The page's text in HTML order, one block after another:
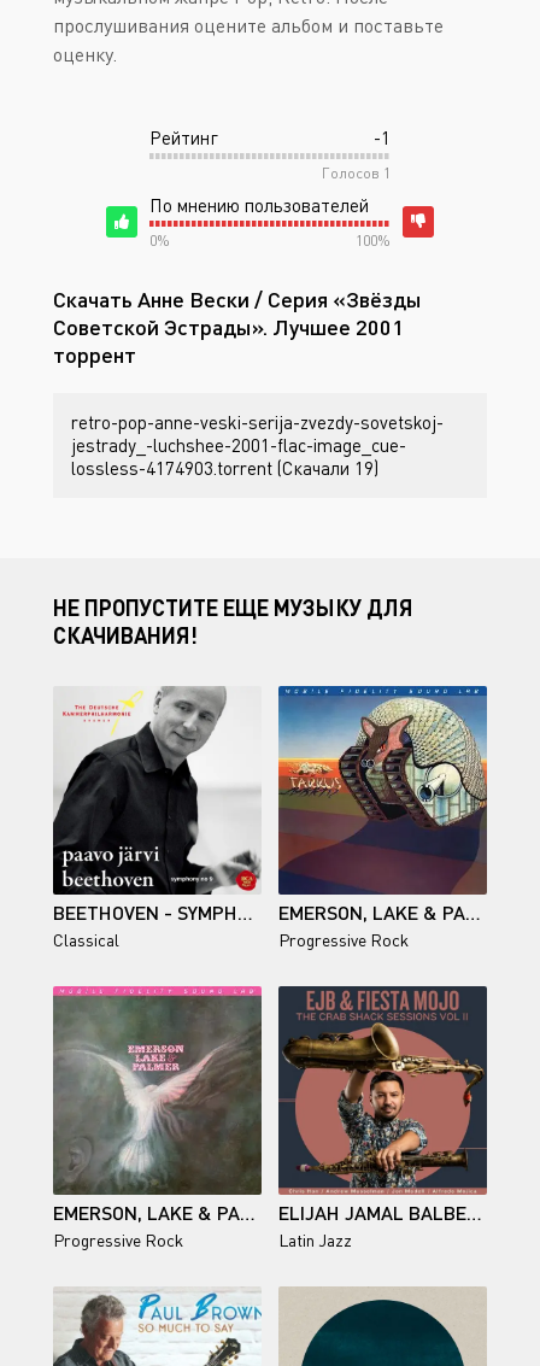
прослушивания оцените альбом и поставьте
оценку.
Рейтинг -1
Голосов 1
По мнению пользователей
0% 100%
Скачать Анне Вески / Серия «Звёзды
Советской Эстрады». Лучшее 2001
торрент
retro-pop-anne-veski-serija-zvezdy-sovetskoj-
jestrady_-luchshee-2001-flac-image_cue-
lossless-4174903.torrent (Скачали 19)
НЕ ПРОПУСТИТЕ ЕЩЕ МУЗЫКУ ДЛЯ
СКАЧИВАНИЯ!
BEETHOVEN - SYMPHONY NO. 9 "CHORAL" (CHRISTIANE OELZE, PETRA LANG, KLAUS FLORIAN VOGT, MATTHIAS GOERNE, DEUTSCHER KAMMERCHOR, DEUTSCHE KAMMERPHILHARMONIE BREMEN, PAAVO JÄRVI) - 2008/2026
Classical
EMERSON, LAKE & PALMER - TARKUS - 1971/2026
Progressive Rock
EMERSON, LAKE & PALMER - EMERSON, LAKE & PALMER - 1970/2025
Progressive Rock
ELIJAH JAMAL BALBED / FIESTA MOJO: THE CRAB SHACK SESSIONS, VOL. 2
Latin Jazz